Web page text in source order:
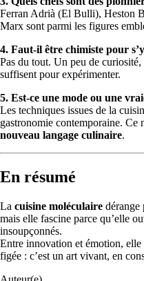
Ferran Adrià (El Bulli), Heston
Marx sont parmi les figures
4. Faut-il être chimiste pour
Pas du tout. Un peu de curiosité,
suffisent pour expérimenter.
5. Est-ce une mode ou une
Les techniques issues de la
gastronomie contemporaine. Ce
nouveau langage culinaire.
En résumé
La cuisine moléculaire dérange
mais elle fascine parce qu’elle
insoupçonnés.
Entre innovation et émotion, elle
figée : c’est un art vivant, en